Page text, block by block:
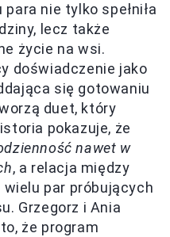
nie tylko spełniła
lecz także
życie na wsi.
doświadczenie jako
się gotowaniu
duet, który
pokazuje, że
nawet w
, a relacja między
par próbujących
Grzegorz i Ania
że program